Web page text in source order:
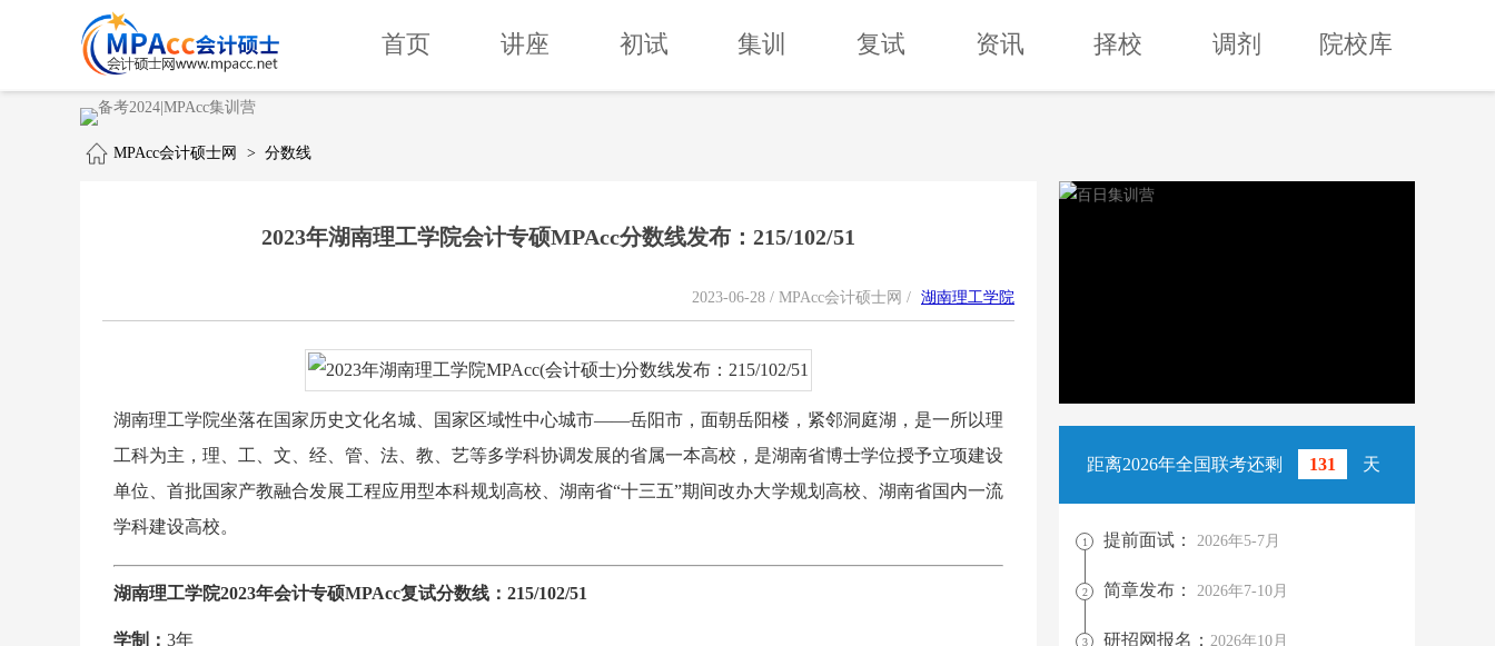
首页 讲座 初试 集训 复试 资讯 择校 调剂 院校库
MPAcc会计硕士网 > 分数线
2023年湖南理工学院会计专硕MPAcc分数线发布：215/102/51
2023-06-28 / MPAcc会计硕士网 / 湖南理工学院
湖南理工学院坐落在国家历史文化名城、国家区域性中心城市——岳阳市，面朝岳阳楼，紧邻洞庭湖，是一所以理
工科为主，理、工、文、经、管、法、教、艺等多学科协调发展的省属一本高校，是湖南省博士学位授予立项建设
单位、首批国家产教融合发展工程应用型本科规划高校、湖南省“十三五”期间改办大学规划高校、湖南省国内一流
学科建设高校。
湖南理工学院2023年会计专硕MPAcc复试分数线：215/102/51
学制： 3年
距离2026年全国联考还剩 131 天
1 提前面试： 2026年5-7月
2 简章发布： 2026年7-10月
3 研招网报名： 2026年10月